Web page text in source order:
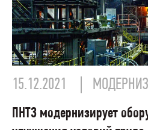
15.12.2021
ПНТЗ модернизирует